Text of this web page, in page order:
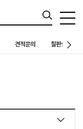
견적문의 칠판설치 사례